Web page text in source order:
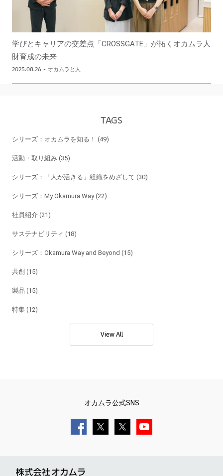
学びとキャリアの交差点「CROSSGATE」が拓くオカムラ人
財育成の未来
2025.08.26 - オカムラと人
TAGS
シリーズ：オカムラを知る！ (49)
活動・取り組み (35)
シリーズ：「人が活きる」組織をめざして (30)
シリーズ：My Okamura Way (22)
社員紹介 (21)
サステナビリティ (18)
シリーズ：Okamura Way and Beyond (15)
共創 (15)
製品 (15)
特集 (12)
View All
オカムラ公式SNS